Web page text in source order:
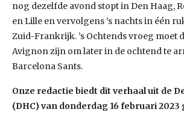
nog dezelfde avond stopt in Den Haag,
en Lille en vervolgens ’s nachts in één
Zuid-Frankrijk. ’s Ochtends vroeg moet
Avignon zijn om later in de ochtend te
Barcelona Sants.
Onze redactie biedt dit verhaal uit de
(DHC) van donderdag 16 februari 2023